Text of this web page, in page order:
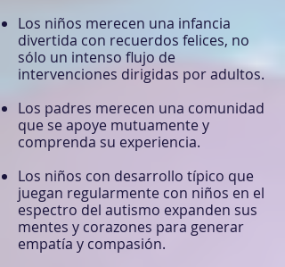
Los niños merecen una infancia
divertida con recuerdos felices, no
sólo un intenso flujo de
intervenciones dirigidas por adultos.
Los padres merecen una comunidad
que se apoye mutuamente y
comprenda su experiencia.
Los niños con desarrollo típico que
juegan regularmente con niños en el
espectro del autismo expanden sus
mentes y corazones para generar
empatía y compasión.